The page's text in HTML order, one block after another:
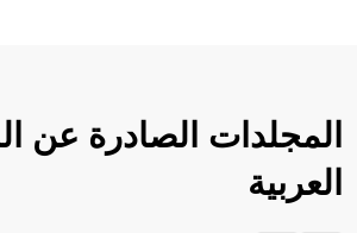
المجلدات الصادرة عن
العربية